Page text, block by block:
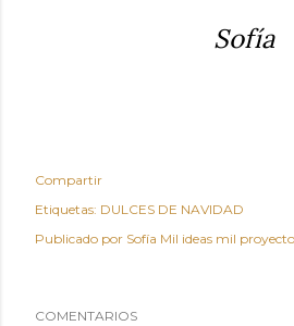
Sofía
Compartir
Etiquetas: DULCES DE NAVIDAD
Publicado por Sofía Mil ideas mil
COMENTARIOS